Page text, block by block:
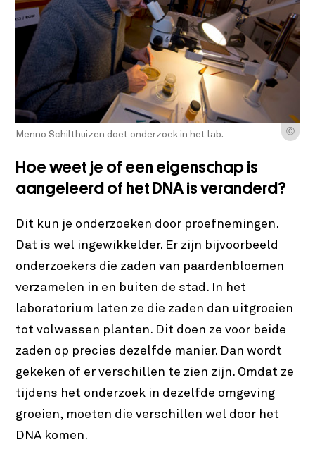
Ⓒ
Menno Schilthuizen doet onderzoek in het lab.
Hoe weet je of een eigenschap is
aangeleerd of het DNA is veranderd?
Dit kun je onderzoeken door proefnemingen.
Dat is wel ingewikkelder. Er zijn bijvoorbeeld
onderzoekers die zaden van paardenbloemen
verzamelen in en buiten de stad. In het
laboratorium laten ze die zaden dan uitgroeien
tot volwassen planten. Dit doen ze voor beide
zaden op precies dezelfde manier. Dan wordt
gekeken of er verschillen te zien zijn. Omdat ze
tijdens het onderzoek in dezelfde omgeving
groeien, moeten die verschillen wel door het
DNA komen.